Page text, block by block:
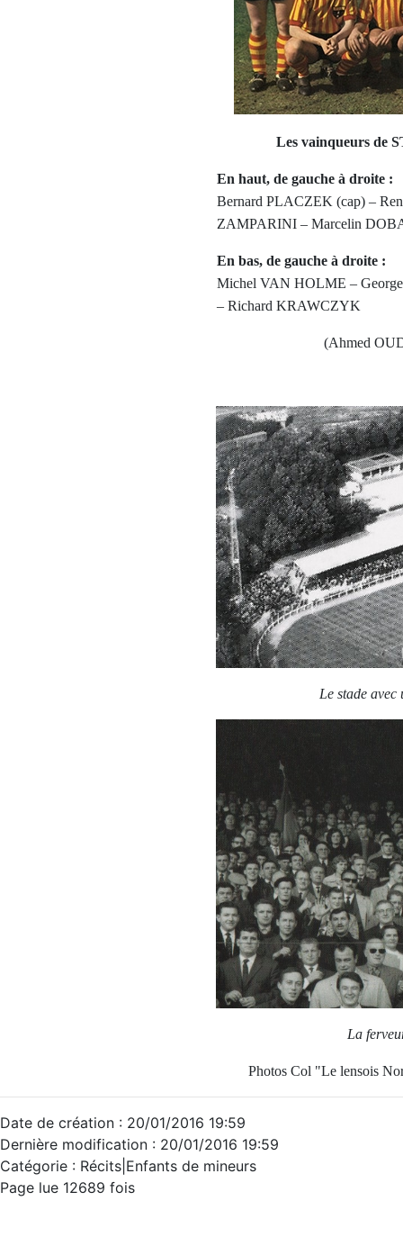
Les vainqueurs de
En haut, de gauche à droite :
Bernard PLACZEK (cap) –
ZAMPARINI – Marcelin
En bas, de gauche à droite :
Michel VAN HOLME –
– Richard KRAWCZYK
(Ahmed
Le stade avec
La
Photos Col "Le lensois
Date de création : 20/01/2016 19:59
Dernière modification : 20/01/2016 19:59
Catégorie : Récits|Enfants de mineurs
Page lue 12689 fois